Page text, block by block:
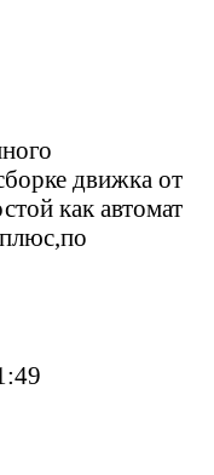
движка от
как автомат